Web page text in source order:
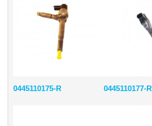
0445110175-R 0445110177-R